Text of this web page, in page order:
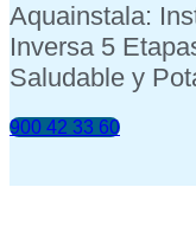
Aquainstala:
Inversa 5
Saludable y
900 42 33 60